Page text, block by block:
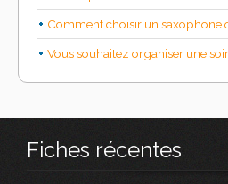
Comment choisir un saxophone
Vous souhaitez organiser une
Fiches récentes